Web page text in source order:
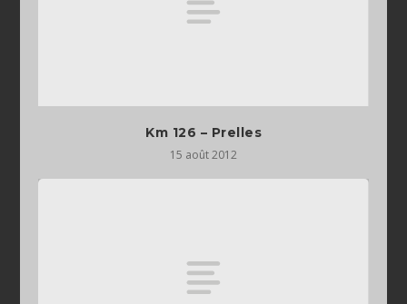
Km 126 – Prelles
15 août 2012